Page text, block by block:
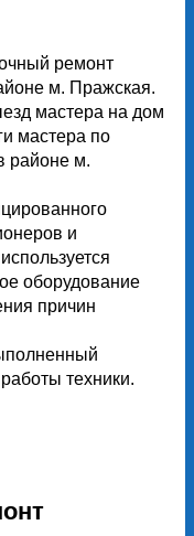
ремонт
м. Пражская.
мастера на дом
мастера по
районе м.
и
оборудование
причин
техники.